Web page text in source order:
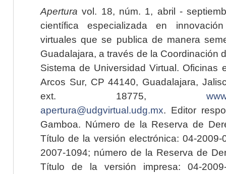
Apertura vol. 18, núm. 1, abril -
científica especializada en
virtuales que se publica de manera
Guadalajara, a través de la Coordinación
Sistema de Universidad Virtual. Oficinas
Arcos Sur, CP 44140, Guadalajara,
ext. 18775,
apertura@udgvirtual.udg.mx. Editor
Gamboa. Número de la Reserva de
Título de la versión electrónica: 04-2009-
2007-1094; número de la Reserva de
Título de la versión impresa: 04-2009-